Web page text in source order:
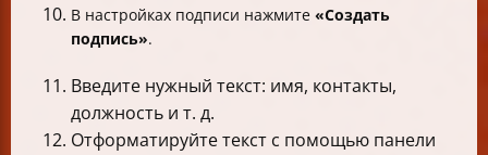
В настройках подписи нажмите «Создать
подпись».
Введите нужный текст: имя, контакты,
должность и т. д.
Отформатируйте текст с помощью панели